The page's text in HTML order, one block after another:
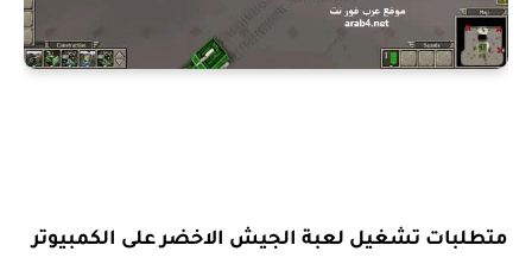
متطلبات تشغيل لعبة الجيش الاخضر على الكمبيوتر